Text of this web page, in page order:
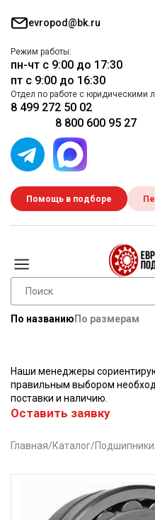
evropod@bk.ru
Режим работы:
пн-чт с 9:00 до 17:30
пт с 9:00 до 16:30
Отдел по работе с юридическими
8 499 272 50 02
8 800 600 95 27
Помощь в подборе
По названию По размерам
Наши менеджеры
правильным выбором
поставки и наличию.
Оставить заявку
Главная/Каталог/Подшипники